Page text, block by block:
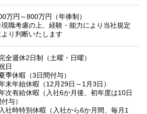
万円～800万円（年俸制）
職考慮の上、経験・能力により当社規定
より判断いたします
全週休2日制（土曜・日曜）
日
季休暇（3日間付与）
末年始休暇（12月29日～1月3日）
次有給休暇（入社6か月後、初年度は10日
与）
社時特別休暇（入社から6か月間、毎月1